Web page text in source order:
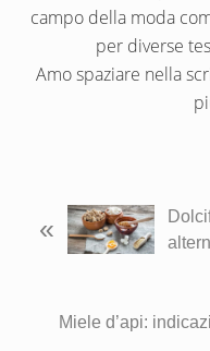
campo della moda
per diverse
Amo spaziare nella
o
«
Miele d’api: